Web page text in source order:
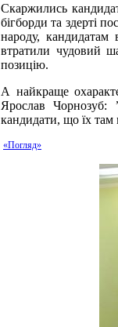
Скаржились
бігборди та здерті
народу, кандидатам
втратили чудовий
позицію.
А найкраще
Ярослав Чорнозуб:
кандидати, що їх
«Погляд»